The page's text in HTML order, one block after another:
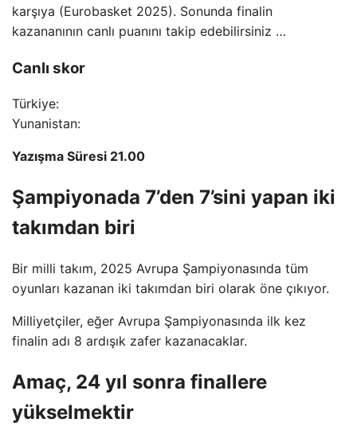
karşıya (Eurobasket 2025). Sonunda finalin
kazananının canlı puanını takip edebilirsiniz …
Canlı skor
Türkiye:
Yunanistan:
Yazışma Süresi 21.00
Şampiyonada 7’den 7’sini yapan iki
takımdan biri
Bir milli takım, 2025 Avrupa Şampiyonasında tüm
oyunları kazanan iki takımdan biri olarak öne çıkıyor.
Milliyetçiler, eğer Avrupa Şampiyonasında ilk kez
finalin adı 8 ardışık zafer kazanacaklar.
Amaç, 24 yıl sonra finallere
yükselmektir